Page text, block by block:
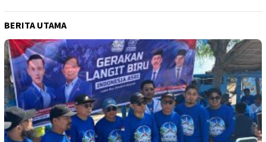
BERITA UTAMA